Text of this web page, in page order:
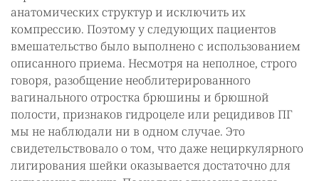
анатомических структур и исключить их
компрессию. Поэтому у следующих пациентов
вмешательство было выполнено с использованием
описанного приема. Несмотря на неполное, строго
говоря, разобщение необлитерированного
вагинального отростка брюшины и брюшной
полости, признаков гидроцеле или рецидивов ПГ
мы не наблюдали ни в одном случае. Это
свидетельствовало о том, что даже нециркулярного
лигирования шейки оказывается достаточно для